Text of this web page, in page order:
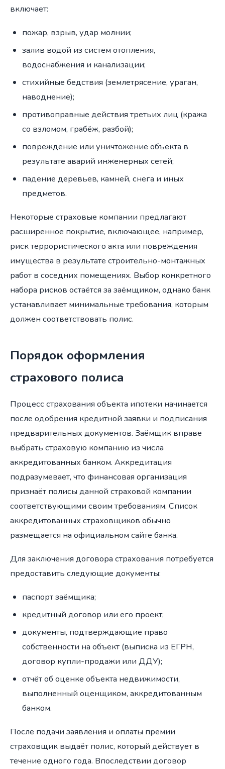
включает:
пожар, взрыв, удар молнии;
залив водой из систем отопления,
водоснабжения и канализации;
стихийные бедствия (землетрясение, ураган,
наводнение);
противоправные действия третьих лиц (кража
со взломом, грабёж, разбой);
повреждение или уничтожение объекта в
результате аварий инженерных сетей;
падение деревьев, камней, снега и иных
предметов.
Некоторые страховые компании предлагают
расширенное покрытие, включающее, например,
риск террористического акта или повреждения
имущества в результате строительно-монтажных
работ в соседних помещениях. Выбор конкретного
набора рисков остаётся за заёмщиком, однако банк
устанавливает минимальные требования, которым
должен соответствовать полис.
Порядок оформления
страхового полиса
Процесс страхования объекта ипотеки начинается
после одобрения кредитной заявки и подписания
предварительных документов. Заёмщик вправе
выбрать страховую компанию из числа
аккредитованных банком. Аккредитация
подразумевает, что финансовая организация
признаёт полисы данной страховой компании
соответствующими своим требованиям. Список
аккредитованных страховщиков обычно
размещается на официальном сайте банка.
Для заключения договора страхования потребуется
предоставить следующие документы:
паспорт заёмщика;
кредитный договор или его проект;
документы, подтверждающие право
собственности на объект (выписка из ЕГРН,
договор купли-продажи или ДДУ);
отчёт об оценке объекта недвижимости,
выполненный оценщиком, аккредитованным
банком.
После подачи заявления и оплаты премии
страховщик выдаёт полис, который действует в
течение одного года. Впоследствии договор